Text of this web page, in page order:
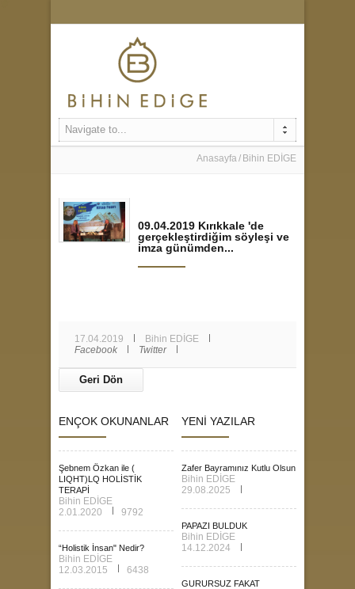
Navigate to...
Anasayfa Bihin EDİGE
09.04.2019 Kırıkkale 'de
gerçekleştirdiğim söyleşi ve
imza günümden...
17.04.2019
Bihin EDİGE
Facebook
Twitter
Geri Dön
ENÇOK OKUNANLAR
Şebnem Özkan ile (
LIQHT)LQ HOLİSTİK
TERAPİ
Bihin EDİGE
2.01.2020
9792
“Holistik İnsan" Nedir?
Bihin EDİGE
12.03.2015
6438
YENİ YAZILAR
Zafer Bayramınız Kutlu Olsun
Bihin EDİGE
29.08.2025
PAPAZI BULDUK
Bihin EDİGE
14.12.2024
GURURSUZ FAKAT